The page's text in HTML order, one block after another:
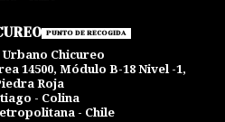
PUNTO DE RECOGIDA
Urbano Chicureo
14500, Módulo B-18 Nivel -1,
Roja
- Colina
- Chile